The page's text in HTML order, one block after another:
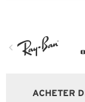
ACHETER